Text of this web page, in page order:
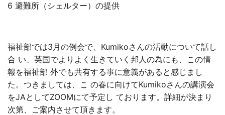
6 避難所（シェルター）の提供
福祉部では3月の例会で、Kumikoさんの活動について話し
合 い、英国でよりよく生きていく邦人の為にも、この情
報を福祉部 外でも共有する事に意義があると感じまし
た。つきましては、こ の春に向けてKumikoさんの講演会
をJAとしてZOOMにて予定し ております。詳細が決まり
次第、ご案内させて頂きます。